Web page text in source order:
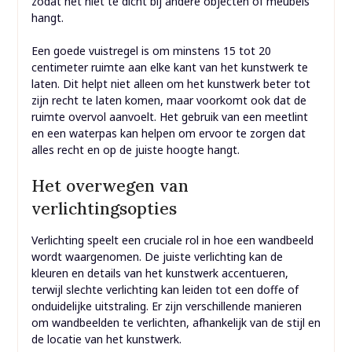
hangt.
Een goede vuistregel is om minstens 15 tot 20
centimeter ruimte aan elke kant van het kunstwerk te
laten. Dit helpt niet alleen om het kunstwerk beter tot
zijn recht te laten komen, maar voorkomt ook dat de
ruimte overvol aanvoelt. Het gebruik van een meetlint
en een waterpas kan helpen om ervoor te zorgen dat
alles recht en op de juiste hoogte hangt.
Het overwegen van
verlichtingsopties
Verlichting speelt een cruciale rol in hoe een wandbeeld
wordt waargenomen. De juiste verlichting kan de
kleuren en details van het kunstwerk accentueren,
terwijl slechte verlichting kan leiden tot een doffe of
onduidelijke uitstraling. Er zijn verschillende manieren
om wandbeelden te verlichten, afhankelijk van de stijl en
de locatie van het kunstwerk.